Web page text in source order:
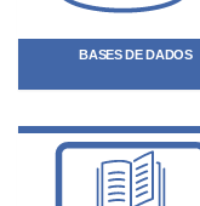
BASES DE DADOS